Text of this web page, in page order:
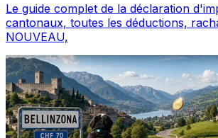
Le guide complet de la déclaration
cantonaux, toutes les déductions,
NOUVEAU,